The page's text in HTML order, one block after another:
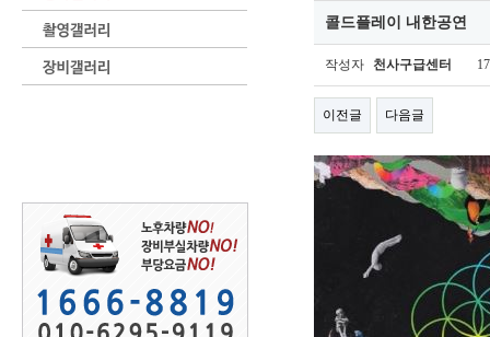
콜드플레이 내한공연
작성자 천사구급센터
이전글 다음글